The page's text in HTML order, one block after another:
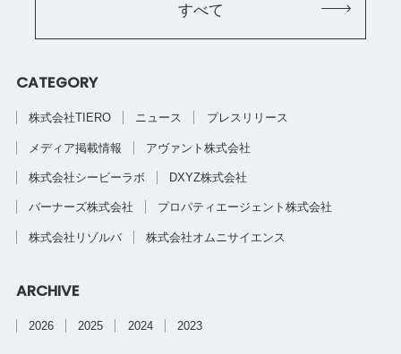
すべて
CATEGORY
株式会社TIERO ニュース プレスリリース
メディア掲載情報 アヴァント株式会社
株式会社シービーラボ DXYZ株式会社
バーナーズ株式会社 プロパティエージェント株式会社
株式会社リゾルバ 株式会社オムニサイエンス
ARCHIVE
2026 2025 2024 2023